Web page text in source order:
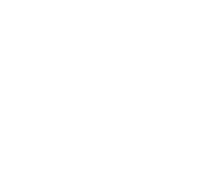
き作成されるも
をご了承くださ
御機器販売店・
ようお願いしま
です。
ありません。
です。
1000ppm以下、
下、フタル酸ジブチ
) : 1000ppm、
可)を取得する
要な手段を講じ
これらの製造装
、取り引きをい